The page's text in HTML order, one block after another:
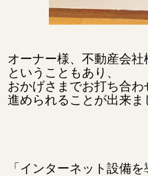
オーナー様、不動産会
ということもあり、
おかげさまでお打ち合わ
進められることが出来ま
「インターネット設備を